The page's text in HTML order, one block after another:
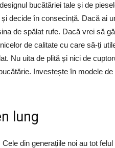
bucătăriei tale și de
decide în consecință. Dacă ai
de spălat rufe. Dacă vrei să
de calitate cu care să-ți
Nu uita de plită și nici de
Investește în modele de
lung
din generațiile noi au tot felul